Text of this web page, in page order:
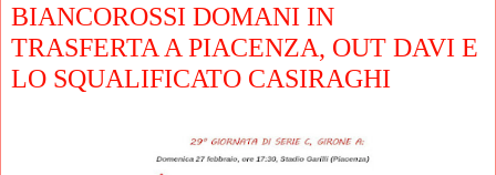
BIANCOROSSI DOMANI IN
TRASFERTA A PIACENZA, OUT DAVI E
LO SQUALIFICATO CASIRAGHI